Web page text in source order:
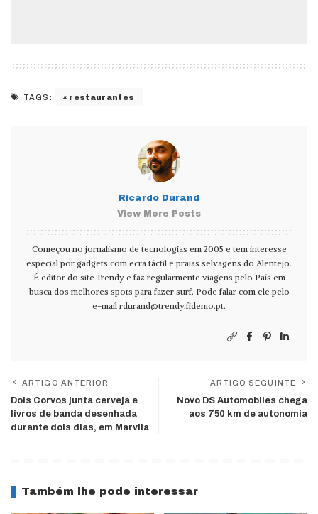
TAGS: restaurantes
Ricardo Durand
View More Posts
Começou no jornalismo de tecnologias em 2005 e tem interesse
especial por gadgets com ecrã táctil e praias selvagens do Alentejo.
É editor do site Trendy e faz regularmente viagens pelo País em
busca dos melhores spots para fazer surf. Pode falar com ele pelo
e-mail rdurand@trendy.fidemo.pt.
ARTIGO ANTERIOR
Dois Corvos junta cerveja e
livros de banda desenhada
durante dois dias, em Marvila
ARTIGO SEGUINTE
Novo DS Automobiles chega
aos 750 km de autonomia
Também lhe pode interessar